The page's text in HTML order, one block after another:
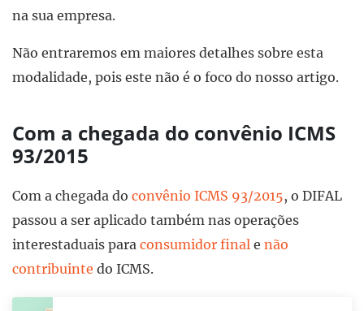
na sua empresa.
Não entraremos em maiores detalhes sobre esta
modalidade, pois este não é o foco do nosso artigo.
Com a chegada do convênio ICMS
93/2015
Com a chegada do convênio ICMS 93/2015, o DIFAL
passou a ser aplicado também nas operações
interestaduais para consumidor final e não
contribuinte do ICMS.